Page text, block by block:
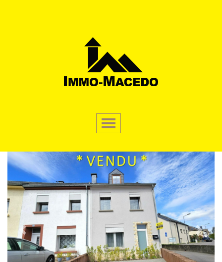
Previous Next